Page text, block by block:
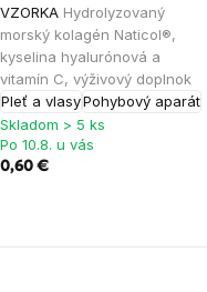
VZORKA Hydrolyzovaný
morský kolagén Naticol®,
kyselina hyalurónová a
vitamín C, výživový doplnok
Pleť a vlasyPohybový aparát
Skladom > 5 ks
Po 10.8. u vás
0,60 €